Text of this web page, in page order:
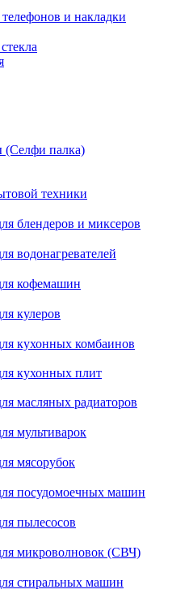
и накладки
палка)
техники
блендеров и миксеров
водонагревателей
кофемашин
кулеров
кухонных комбаинов
кухонных плит
масляных радиаторов
мультиварок
мясорубок
посудомоечных машин
пылесосов
микроволновок (СВЧ)
стиральных машин